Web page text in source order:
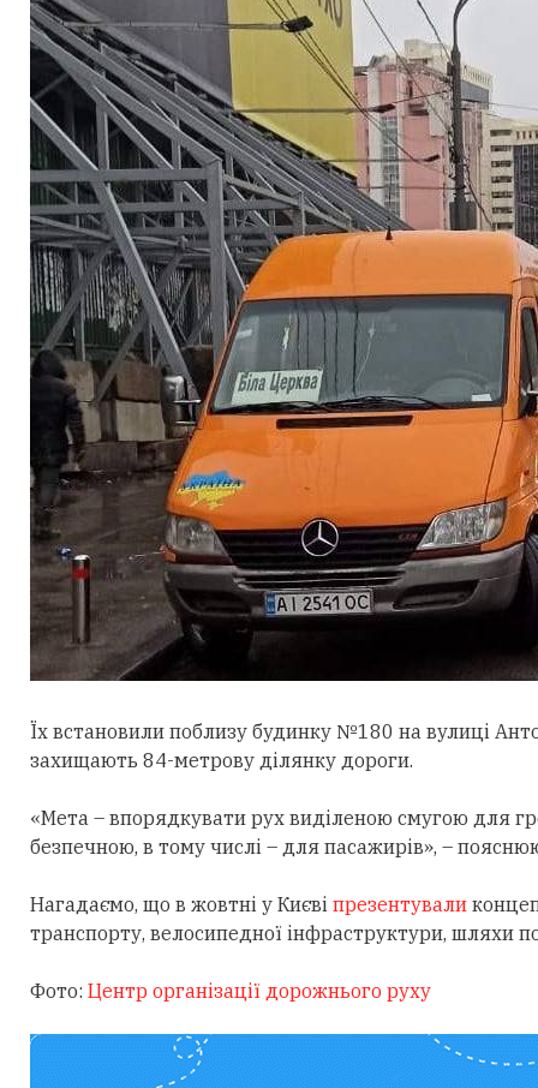
Їх встановили поблизу будинку №180 на вулиці
захищають 84-метрову ділянку дороги.
«Мета – впорядкувати рух виділеною смугою для
безпечною, в тому числі – для пасажирів», –
Нагадаємо, що в жовтні у Києві презентували
транспорту, велосипедної інфраструктури, шляхи
Фото: Центр організації дорожнього руху